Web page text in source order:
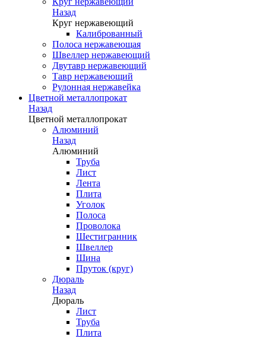
Назад
Круг нержавеющий
Калиброванный
Полоса нержавеющая
Швеллер нержавеющий
Двутавр нержавеющий
Тавр нержавеющий
Рулонная нержавейка
Цветной металлопрокат
Назад
Цветной металлопрокат
Алюминий
Назад
Алюминий
Труба
Лист
Лента
Плита
Уголок
Полоса
Проволока
Шестигранник
Швеллер
Шина
Пруток (круг)
Дюраль
Назад
Дюраль
Лист
Труба
Плита